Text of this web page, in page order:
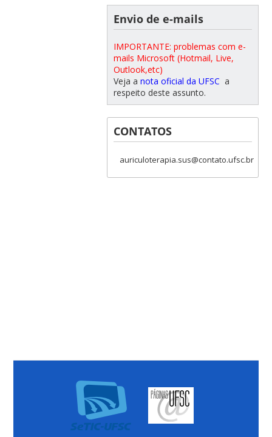
Envio de e-mails
IMPORTANTE: problemas com e-
mails Microsoft (Hotmail, Live,
Outlook,etc)
Veja a nota oficial da UFSC a
respeito deste assunto.
CONTATOS
auriculoterapia.sus@contato.ufsc.br